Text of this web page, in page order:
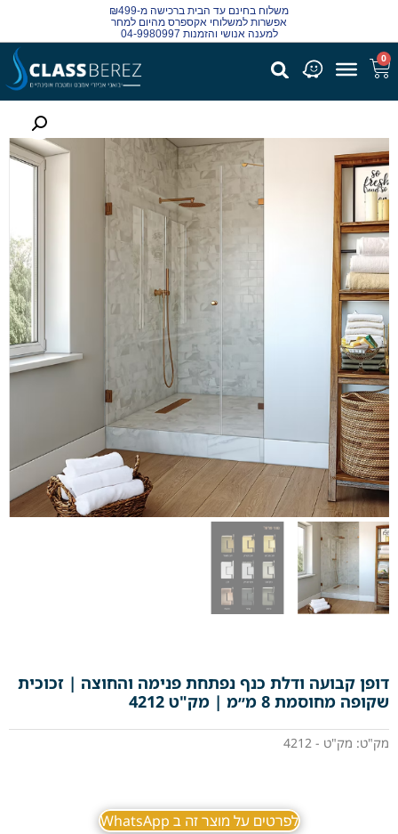
משלוח בחינם עד הבית ברכישה מ-₪499
אפשרות למשלוחי אקספרס מהיום למחר
למענה אנושי והזמנות 04-9980997
0
דופן קבועה ודלת כנף נפתחת פנימה והחוצה | זכוכית
שקופה מחוסמת 8 מ״מ | מק"ט 4212
מק"ט: מק"ט - 4212
לפרטים על מוצר זה ב WhatsApp